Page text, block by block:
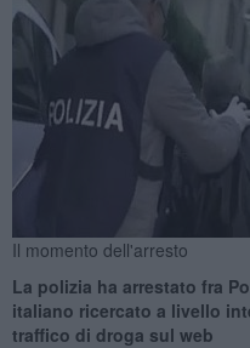
Il momento dell'arresto
La polizia ha arrestato fra
italiano ricercato a livello
traffico di droga sul web